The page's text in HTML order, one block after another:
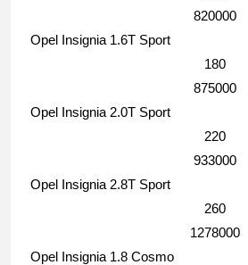
820000
Opel Insignia 1.6T Sport
180
875000
Opel Insignia 2.0T Sport
220
933000
Opel Insignia 2.8T Sport
260
1278000
Opel Insignia 1.8 Cosmo